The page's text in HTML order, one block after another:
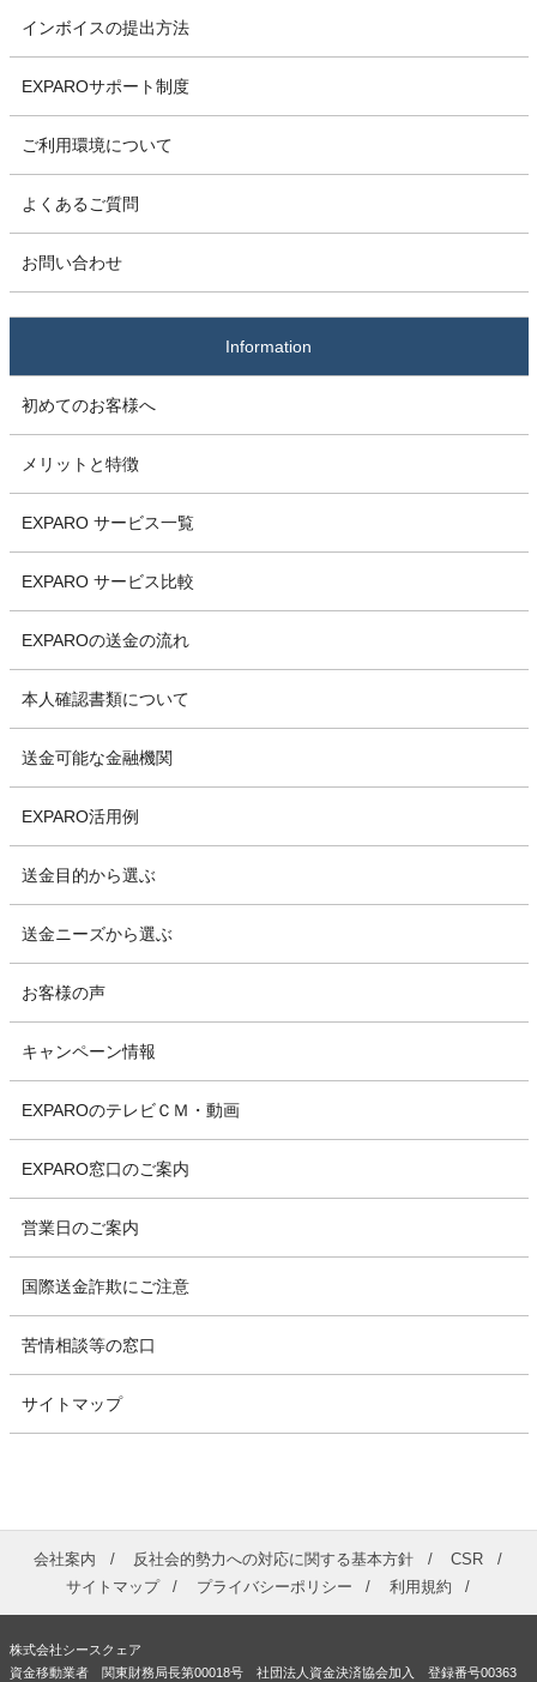
インボイスの提出方法
EXPAROサポート制度
ご利用環境について
よくあるご質問
お問い合わせ
Information
初めてのお客様へ
メリットと特徴
EXPARO サービス一覧
EXPARO サービス比較
EXPAROの送金の流れ
本人確認書類について
送金可能な金融機関
EXPARO活用例
送金目的から選ぶ
送金ニーズから選ぶ
お客様の声
キャンペーン情報
EXPAROのテレビＣＭ・動画
EXPARO窓口のご案内
営業日のご案内
国際送金詐欺にご注意
苦情相談等の窓口
サイトマップ
会社案内 反社会的勢力への対応に関する基本方針
CSR
サイトマップ
プライバシーポリシー 利用規約
株式会社シースクェア
資金移動業者 関東財務局長第00018号 社団法人資金決済協会加入 登録番号00363